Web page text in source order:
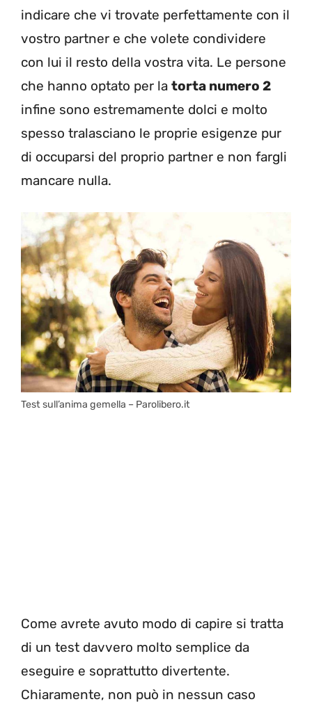
indicare che vi trovate perfettamente con il
vostro partner e che volete condividere
con lui il resto della vostra vita. Le persone
che hanno optato per la torta numero 2
infine sono estremamente dolci e molto
spesso tralasciano le proprie esigenze pur
di occuparsi del proprio partner e non fargli
mancare nulla.
Test sull’anima gemella – Parolibero.it
Come avrete avuto modo di capire si tratta
di un test davvero molto semplice da
eseguire e soprattutto divertente.
Chiaramente, non può in nessun caso